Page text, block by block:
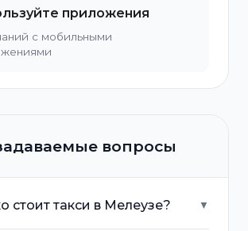
приложения
с мобильными
вопросы
стоит такси в Мелеузе? ▼